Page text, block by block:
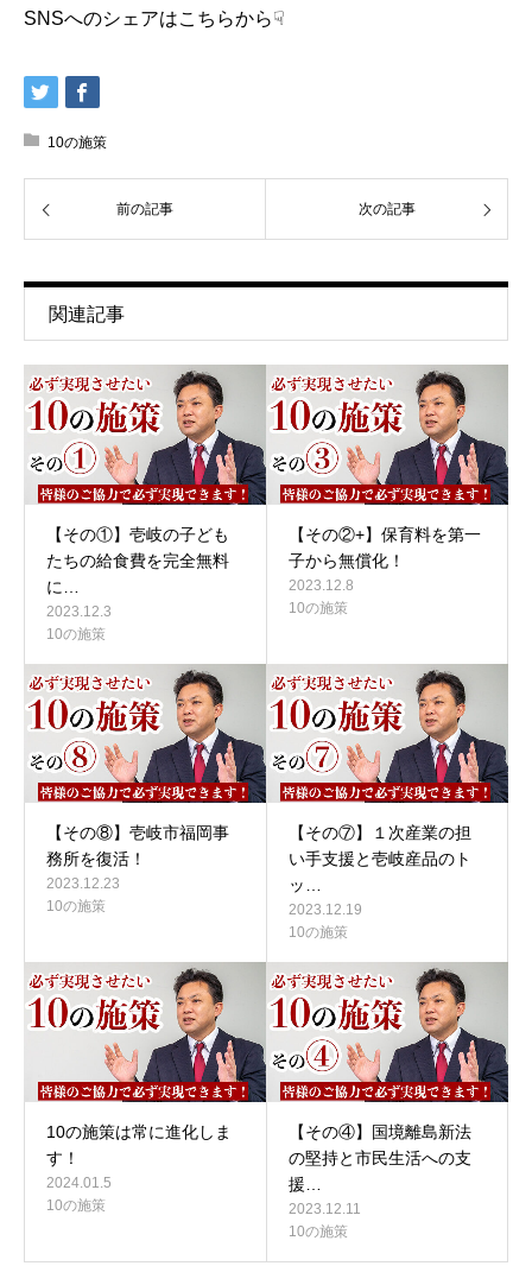
SNSへのシェアはこちらから☟
10の施策
前の記事 次の記事
関連記事
【その①】壱岐の子ども
たちの給食費を完全無料
に…
2023.12.3
10の施策
【その②+】保育料を第一
子から無償化！
2023.12.8
10の施策
【その⑧】壱岐市福岡事
務所を復活！
2023.12.23
10の施策
【その⑦】１次産業の担
い手支援と壱岐産品のト
ッ…
2023.12.19
10の施策
10の施策は常に進化しま
す！
2024.01.5
10の施策
【その④】国境離島新法
の堅持と市民生活への支
援…
2023.12.11
10の施策